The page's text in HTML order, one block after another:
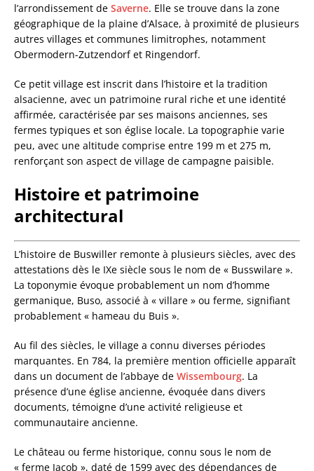
l’arrondissement de Saverne. Elle se trouve dans la zone
géographique de la plaine d’Alsace, à proximité de plusieurs
autres villages et communes limitrophes, notamment
Obermodern-Zutzendorf et Ringendorf.
Ce petit village est inscrit dans l’histoire et la tradition
alsacienne, avec un patrimoine rural riche et une identité
affirmée, caractérisée par ses maisons anciennes, ses
fermes typiques et son église locale. La topographie varie
peu, avec une altitude comprise entre 199 m et 275 m,
renforçant son aspect de village de campagne paisible.
Histoire et patrimoine
architectural
L’histoire de Buswiller remonte à plusieurs siècles, avec des
attestations dès le IXe siècle sous le nom de « Busswilare ».
La toponymie évoque probablement un nom d’homme
germanique, Buso, associé à « villare » ou ferme, signifiant
probablement « hameau du Buis ».
Au fil des siècles, le village a connu diverses périodes
marquantes. En 784, la première mention officielle apparaît
dans un document de l’abbaye de Wissembourg. La
présence d’une église ancienne, évoquée dans divers
documents, témoigne d’une activité religieuse et
communautaire ancienne.
Le château ou ferme historique, connu sous le nom de
« ferme Jacob », daté de 1599 avec des dépendances de